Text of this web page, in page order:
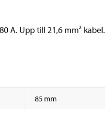
A. Upp till 21,6 mm² kabel.
85 mm